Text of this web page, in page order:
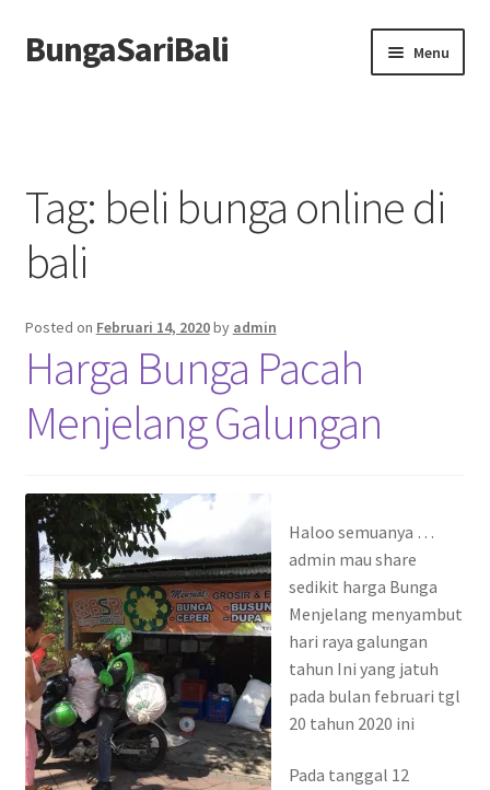
Skip
to
Skip
to
BungaSariBali Menu
Order
Berita
Tag: beli bunga online di
bali
Posted on Februari 14, 2020by admin
Harga Bunga Pacah
Menjelang Galungan
Haloo semuanya …
admin mau share
sedikit harga Bunga
Menjelang menyambut
hari raya galungan
tahun Ini yang jatuh
pada bulan februari tgl
20 tahun 2020 ini
Pada tanggal 12